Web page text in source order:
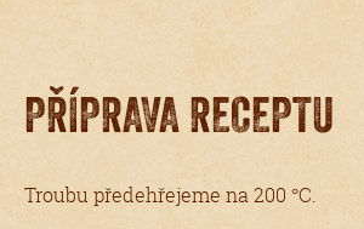
PŘÍPRAVA RECEPTU
Troubu předehřejeme na 200 °C.